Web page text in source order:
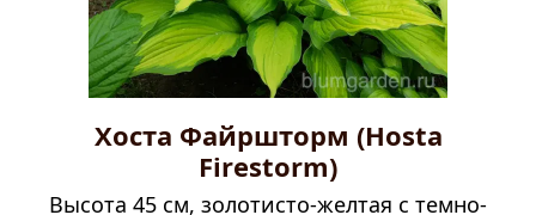
Хоста Файршторм (Hosta
Firestorm)
Высота 45 см, золотисто-желтая с темно-